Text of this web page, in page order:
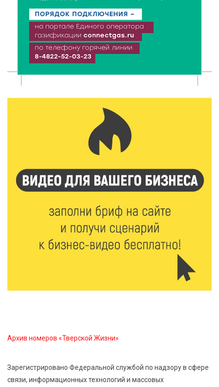
7 Авг 2026 17:02 274
Названы первые победители программы «Земский
работник культуры» в Тверской области
7 Авг 2026 16:32 467
Твери
434
Сладкая программа в Твери: дегустация мёда и
рассказ о жизни пчёл
7 Авг 2026 15:41 208
Открыт набор на программу амбассадоров для
студентов российских вузов
7 Авг 2026 15:37 208
Жителям Тверской области напомнили об
7 Авг 2026 15:30 264
трансформаторных подстанций и более 146 км ЛЭП
в Тверской области
Архив номеров «Тверской Жизни»
Зарегистрировано Федеральной службой по надзору в сфере
связи, информационных технологий и массовых